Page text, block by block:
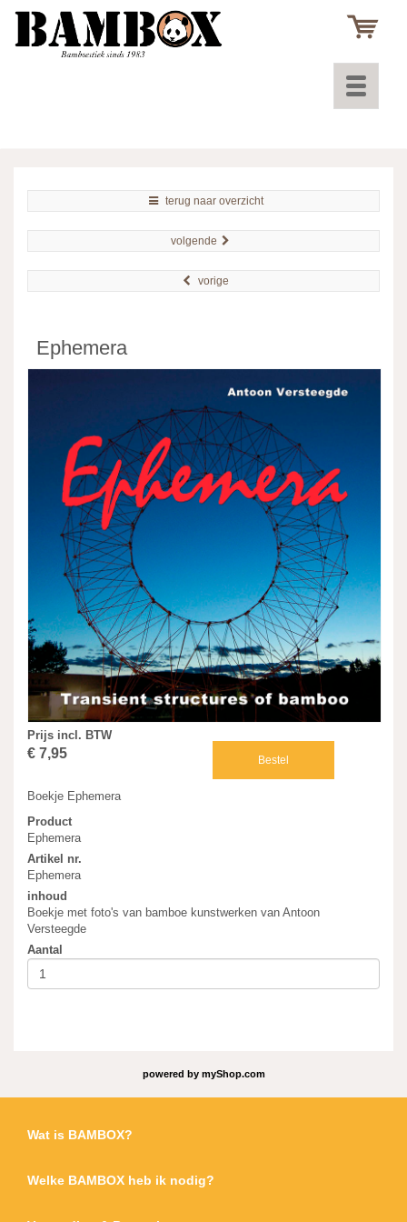
Toggle
terug naar overzicht
volgende
vorige
Ephemera
Prijs incl. BTW
€ 7,95 Bestel
Boekje Ephemera
Product
Ephemera
Artikel nr.
Ephemera
inhoud
Boekje met foto's van bamboe kunstwerken van Antoon
Versteegde
Aantal
powered by myShop.com
Wat is BAMBOX?
Welke BAMBOX heb ik nodig?